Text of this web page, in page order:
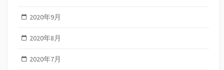
2020年9月
2020年8月
2020年7月